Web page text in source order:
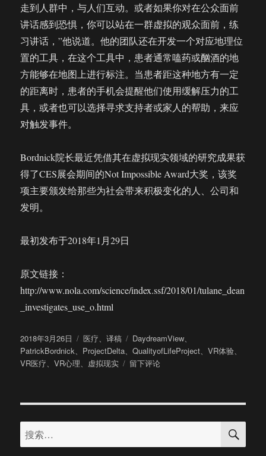
走到人群中，与人们互动。或者如果你对在公众面前
讲话感到恐惧，你可以站在一群虚拟的观众面前，练
习讲话，”他说道。他的团队还在开发一个对应地理位
置的工具，在这个工具中，患者通常嗑药或酗酒的地
方能够在地图上进行标注。当患者距这种地方有一定
的距离时，患者的手机会提醒他们使用缓解压力的工
具，或者也可以选择寻求支持者或家人的帮助，来应
对触发事件。
Bordnick院长最近凭借其在虚拟现实领域的研究成果获
得了CES展会期间的Not Impossible Award大奖，该奖
项主要颁发给那些为社会带来积极变化的人、公司和
发明。
最初发布于2018年1月29日
原文链接：
http://www.nola.com/science/index.ssf/2018/01/tulane_dean
_investigates_use_o.html
发
布
于
2018年3月26日
分
类
医疗、译稿
标
签
DaydreamView、
PatrickBordnick、 ProjectDelta、QualityofLifeProject、VR体验、
VR医疗、VR心理、 虚拟现实
于
现
对
成
留下评论
搜
索：
搜